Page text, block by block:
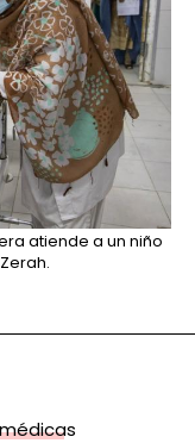
atiende a un niño